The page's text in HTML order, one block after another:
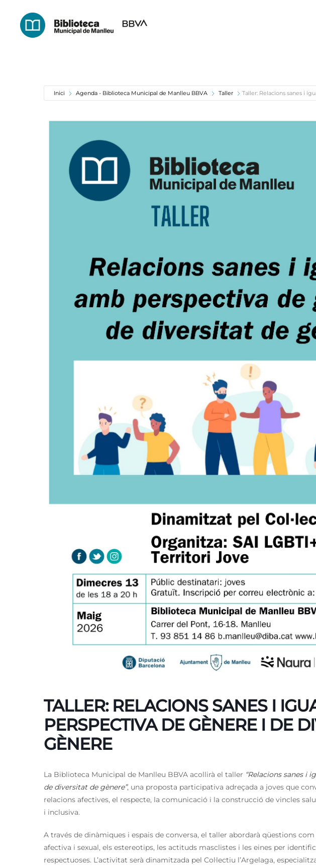
Skip
to
Inici Agenda - Biblioteca Municipal de Manlleu BBVA Taller Taller: Relacions sanes i
TALLER: RELACIONS SANES I
PERSPECTIVA DE GÈNERE I DE
GÈNERE
La Biblioteca Municipal de Manlleu BBVA acollirà el taller “Relacions sanes i
de diversitat de gènere”, una proposta participativa adreçada a joves que
relacions afectives, el respecte, la comunicació i la construcció de vincles
i inclusiva.
A través de dinàmiques i espais de conversa, el taller abordarà qüestions
afectiva i sexual, els estereotips, les actituds masclistes i les eines per
respectuoses. L’activitat serà dinamitzada pel Col·lectiu l’Argelaga,